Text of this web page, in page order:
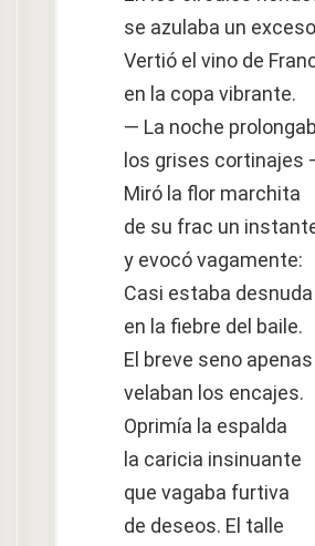
se azulaba un
Vertió el vino de
en la copa vibrante.
— La noche
los grises cortinajes
Miró la flor marchita
de su frac un
y evocó vagamente:
Casi estaba desnuda
en la fiebre del baile.
El breve seno apenas
velaban los encajes.
Oprimía la espalda
la caricia insinuante
que vagaba furtiva
de deseos. El talle